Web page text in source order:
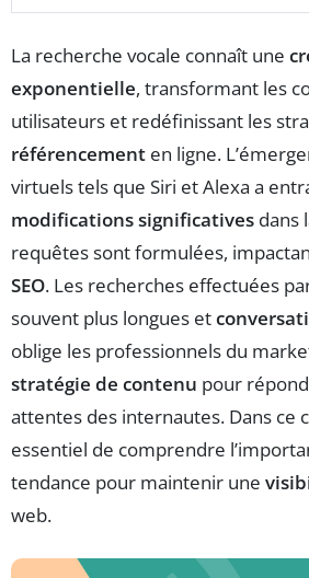
La recherche vocale connaît une
exponentielle, transformant les
utilisateurs et redéfinissant les
référencement en ligne.
virtuels tels que Siri et Alexa a
modifications significatives dans
requêtes sont formulées,
SEO. Les recherches effectuées
souvent plus longues et
oblige les professionnels du
stratégie de contenu pour
attentes des internautes. Dans ce
essentiel de comprendre
tendance pour maintenir une
web.